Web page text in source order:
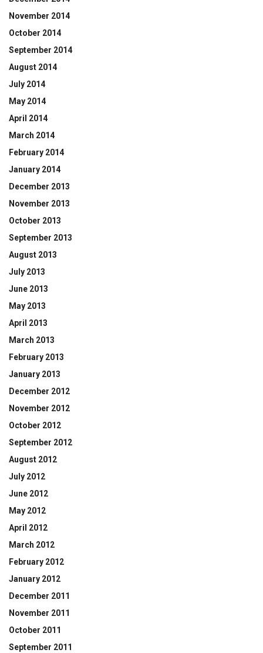
November 2014
October 2014
September 2014
August 2014
July 2014
May 2014
April 2014
March 2014
February 2014
January 2014
December 2013
November 2013
October 2013
September 2013
August 2013
July 2013
June 2013
May 2013
April 2013
March 2013
February 2013
January 2013
December 2012
November 2012
October 2012
September 2012
August 2012
July 2012
June 2012
May 2012
April 2012
March 2012
February 2012
January 2012
December 2011
November 2011
October 2011
September 2011